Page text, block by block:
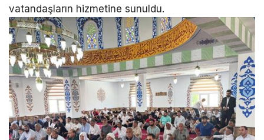
vatandaşların hizmetine sunuldu.